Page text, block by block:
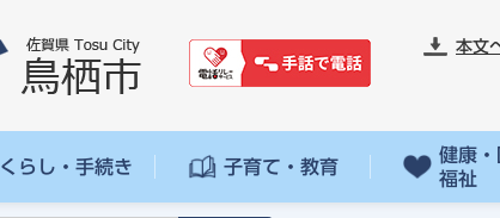
本文
くらし・手続き 子育て・教育
健康・
福祉